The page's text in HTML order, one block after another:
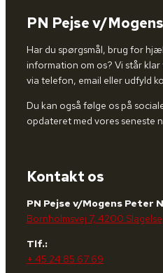
PN Pejse v/
Har du spørgsmål, brug for
information om os? Vi står
via telefon, email eller udfyld
Du kan også følge os på
opdateret med vores seneste
Kontakt os
PN Pejse v/Mogens Peter
Bornholmsvej 7, 4200
Tlf.:
+ 45 24 85 67 69